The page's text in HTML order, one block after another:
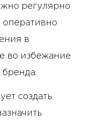
регулярно
оперативно
в
во избежание
бренда.
создать